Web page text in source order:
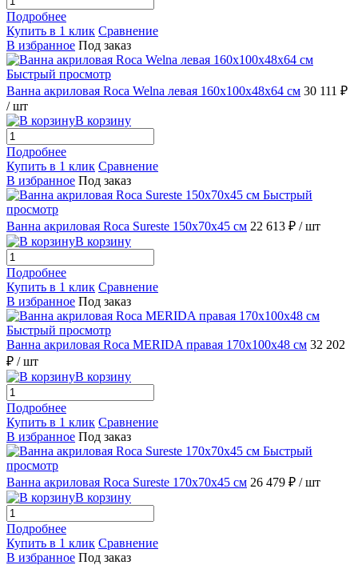
Подробнее
Купить в 1 клик Сравнение
В избранное Под заказ
Быстрый просмотр
Ванна акриловая Roca Welna левая 160x100x48x64 см 30 111 ₽
/ шт
В корзину
Подробнее
Купить в 1 клик Сравнение
В избранное Под заказ
Быстрый
просмотр
Ванна акриловая Roca Sureste 150x70x45 см 22 613 ₽ / шт
В корзину
Подробнее
Купить в 1 клик Сравнение
В избранное Под заказ
Быстрый просмотр
Ванна акриловая Roca MERIDA правая 170x100x48 см 32 202
₽ / шт
В корзину
Подробнее
Купить в 1 клик Сравнение
В избранное Под заказ
Быстрый
просмотр
Ванна акриловая Roca Sureste 170x70x45 см 26 479 ₽ / шт
В корзину
Подробнее
Купить в 1 клик Сравнение
В избранное Под заказ